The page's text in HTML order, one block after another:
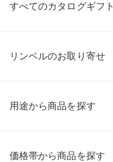
すべてのカタログギフト
リンベルのお取り寄せ
用途から商品を探す
価格帯から商品を探す